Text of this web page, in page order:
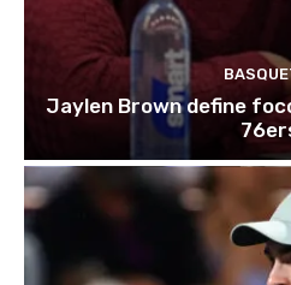
Jaylen Brown define